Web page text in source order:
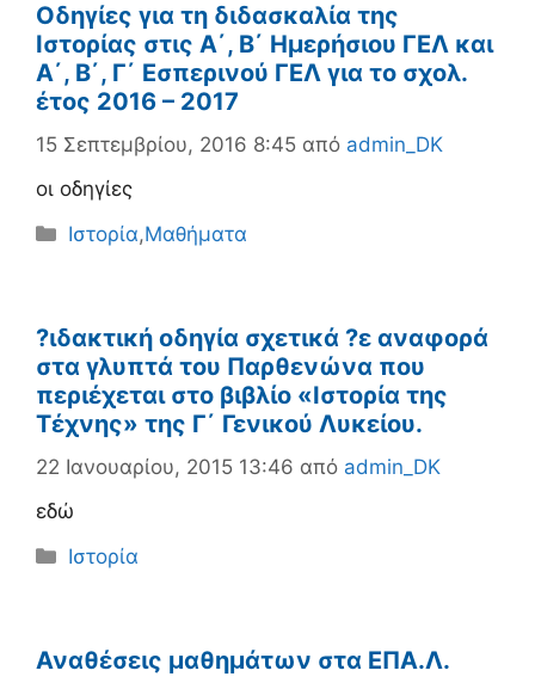
Οδηγίες για τη διδασκαλία της
Ιστορίας στις Α΄, Β΄ Ημερήσιου ΓΕΛ και
Α΄, Β΄, Γ΄ Εσπερινού ΓΕΛ για το σχολ.
έτος 2016 – 2017
15 Σεπτεμβρίου, 2016 8:45 από admin_DK
οι οδηγίες
Κατηγορίες
Ιστορία,Μαθήματα
?ιδακτική οδηγία σχετικά ?ε αναφορά
στα γλυπτά του Παρθενώνα που
περιέχεται στο βιβλίο «Ιστορία της
Τέχνης» της Γ΄ Γενικού Λυκείου.
22 Ιανουαρίου, 2015 13:46 από admin_DK
εδώ
Κατηγορίες
Ιστορία
Αναθέσεις μαθημάτων στα ΕΠΑ.Λ.